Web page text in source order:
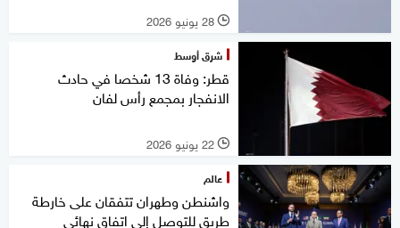
l 28 يونيو 2026
شرق أوسط
قطر: وفاة 13 شخصا في حادث
الانفجار بمجمع رأس لفان
l 22 يونيو 2026
عالم
واشنطن وطهران تتفقان على خارطة
طريق للتوصل إلى اتفاق نهائي